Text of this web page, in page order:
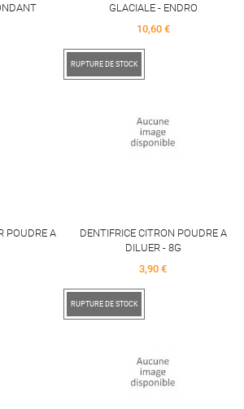
GLACIALE - ENDRO
Price
10,60 €
POUDRE A
RUPTURE DE STOCK
DENTIFRICE CITRON POUDRE A
DILUER - 8G
Price
3,90 €
RUPTURE DE STOCK